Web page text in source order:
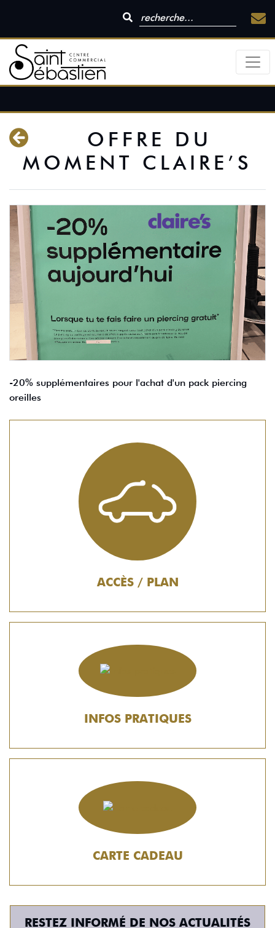
OFFRE DU
MOMENT CLAIRE’S
-20% supplémentaires pour l'achat d'un pack piercing
oreilles
ACCÈS / PLAN
INFOS PRATIQUES
CARTE CADEAU
RESTEZ INFORMÉ DE NOS ACTUALITÉS